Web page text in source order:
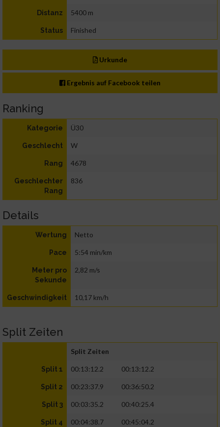
Distanz 5400 m
Status Finished
Urkunde
Ergebnis auf Facebook teilen
Ranking
Kategorie Ü30
Geschlecht W
Rang 4678
Geschlechter
Rang
836
Details
Wertung Netto
Pace 5:54 min/km
Meter pro
Sekunde
2,82 m/s
Geschwindigkeit 10,17 km/h
Split Zeiten
Split Zeiten
Split 1 00:13:12.2 00:13:12.2
Split 2 00:23:37.9 00:36:50.2
Split 3 00:03:35.2 00:40:25.4
Split 4 00:04:38.7 00:45:04.2